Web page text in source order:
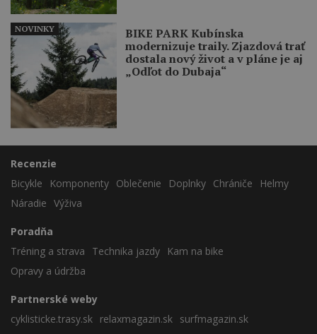
BIKE PARK Kubínska
modernizuje traily. Zjazdová trať
dostala nový život a v pláne je aj
„Odľot do Dubaja“
NOVINKY
Recenzie
Bicykle
Komponenty Oblečenie Doplnky Chrániče
Helmy
Náradie Výživa
Poradňa
Tréning a strava
Technika jazdy
Kam na bike
Opravy a údržba
Partnerské weby
cyklisticke.trasy.sk relaxmagazin.sk surfmagazin.sk